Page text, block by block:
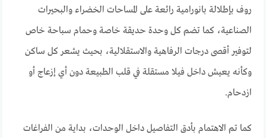
روف بإطلالة بانورامية رائعة على المساحات الخضراء والبحيرات
الصناعية، كما تضم كل وحدة حديقة خاصة وحمام سباحة خاص
لتوفير أقصى درجات الرفاهية والاستقلالية، بحيث يشعر كل ساكن
وكأنه يعيش داخل فيلا مستقلة في قلب الطبيعة دون أي إزعاج أو
ازدحام.
كما تم الاهتمام بأدق التفاصيل داخل الوحدات، بداية من الفراغات